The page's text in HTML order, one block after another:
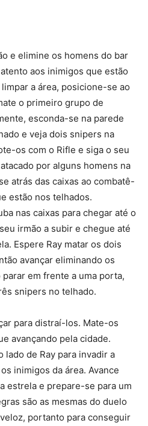
e elimine os homens do bar
aos inimigos que estão
a área, posicione-se ao
o primeiro grupo de
esconda-se na parede
e veja dois snipers na
os com o Rifle e siga o seu
por alguns homens na
atrás das caixas ao combatê-
estão nos telhados.
nas caixas para chegar até o
irmão a subir e chegue até
Espere Ray matar os dois
avançar eliminando os
em frente a uma porta,
snipers no telhado.
para distraí-los. Mate-os
avançando pela cidade.
de Ray para invadir a
inimigos da área. Avance
estrela e prepare-se para um
são as mesmas do duelo
portanto para conseguir